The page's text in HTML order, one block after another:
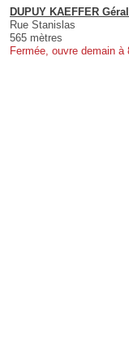
DUPUY KAEFFER
Rue Stanislas
565 mètres
Fermée, ouvre demain à